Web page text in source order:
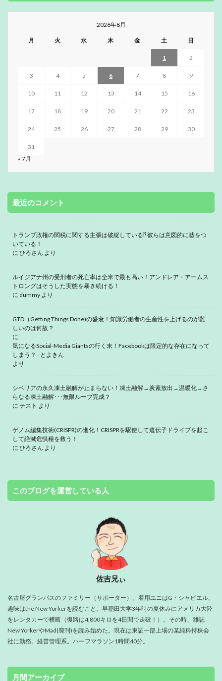
2026年8月
月 火 水 木 金 土 日
1 2
3 4 5 6 7 8 9
10 11 12 13 14 15 16
17 18 19 20 21 22 23
24 25 26 27 28 29 30
31
« 7月
最近のコメント
トランプ政権の関税に関する主張は破綻している⁉ 彼らは意図的に嘘をつ
いている！
に ひろさん より
ルイジアナ州の受刑者の死亡率は全米で最も高い！アンドレア・アームス
トロングはそうした実態を暴き続ける！
に dummy より
GTD（Getting Things Done)の盛衰！知識労働者の生産性を上げるのが難
しいのは何故？
に
気になるSocial-Media Giantsの行く末！Facebookは限定的な存在になって
しまう？ - とよきん
より
シベリアの永久凍土融解が止まらない！凍土融解→炭素放出→温暖化→さ
らなる凍土融解･･･無限ループ完成？
に テスト より
ゲノム編集技術(CRISPR)の進化！CRISPRを駆使して遺伝子ドライブを起こ
して絶滅危惧種を救う！
に ひろさん より
このブログを運営している人
佐吉兄ぃ
名古屋グランパスのファミリー（サポーター）。着用ユニはG・シャビエル。
趣味はthe New Yorkerを読むこと。早稲田大学3年時の夏休みにアメリカ大陸
をレンタカーで横断（復路は4,800キロを4日間で走破！）。その時、雑誌
New YorkerやMad(廃刊)を読み始めた。現在は東証一部上場の某純粋持株会
社に勤務。経営管理系。ハーフマラソン1時間40分。
月間アーカイブ